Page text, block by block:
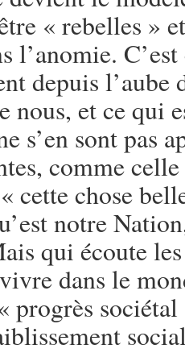
« rebelles »
l’anomie.
depuis l’aube
nous, et ce qui
s’en sont pas
comme
cette chose
notre
qui écoute
dans le
progrès